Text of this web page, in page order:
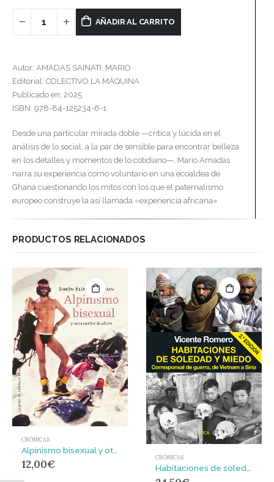
AÑADIR AL CARRITO
Autor: AMADAS SAINATI, MARIO
Editorial: COLECTIVO LA MÁQUINA
Publicado en: 2025
ISBN: 978-84-125234-6-1
Desde una particular mirada doble —crítica y lúcida en el
análisis de lo social, a la par de sensible para encontrar belleza
en los detalles y momentos de lo cotidiano—, Mario Amadas
narra su experiencia como voluntario en una ecoaldea de
Ghana cuestionando los mitos con los que el paternalismo
europeo construye la así llamada «experiencia africana»
PRODUCTOS RELACIONADOS
CRÓNICAS
12,00€ CRÓNICAS
Habitaciones de soledad y miedo : Corresponsal de guerra, de Vietnam a Siria